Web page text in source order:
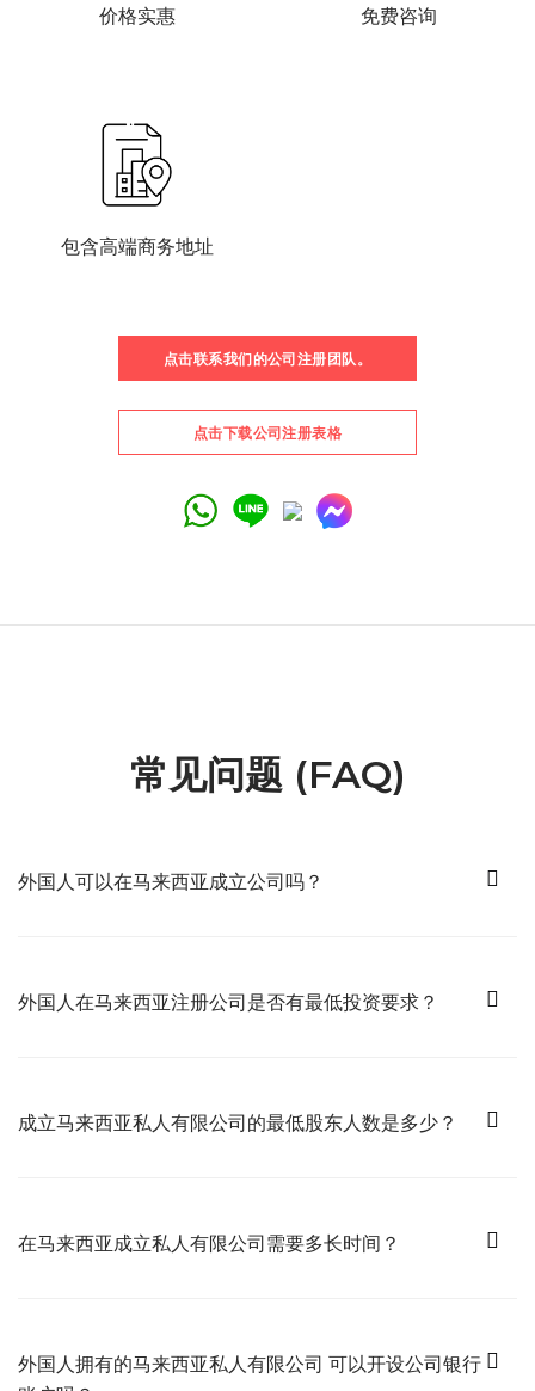
价格实惠 免费咨询
包含高端商务地址
点击联系我们的公司注册团队。
点击下载公司注册表格
常见问题 (FAQ)
外国人可以在马来西亚成立公司吗？
外国人在马来西亚注册公司是否有最低投资要求？
成立马来西亚私人有限公司的最低股东人数是多少？
在马来西亚成立私人有限公司需要多长时间？
外国人拥有的马来西亚私人有限公司 可以开设公司银行